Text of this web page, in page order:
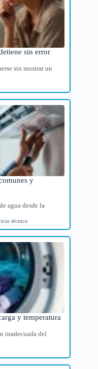
sin error
sin mostrar un
y
agua desde la
técnico
y temperatura
inadecuada del